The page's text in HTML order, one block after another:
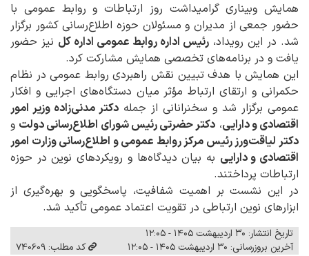
همایش وبیناری گرامیداشت روز ارتباطات و روابط عمومی با
حضور جمعی از مدیران و مسئولان حوزه اطلاع‌رسانی کشور برگزار
شد. در این رویداد، رئیس اداره روابط عمومی اداره کل نیز حضور
یافت و در برنامه‌های تخصصی همایش مشارکت کرد.
این همایش با هدف تبیین نقش راهبردی روابط عمومی در نظام
حکمرانی و ارتقای ارتباط مؤثر میان دستگاه‌های اجرایی و افکار
عمومی برگزار شد و سخنرانانی از جمله دکتر مدنی‌زاده وزیر امور
اقتصادی و دارایی، دکتر حضرتی رئیس شورای اطلاع‌رسانی دولت و
دکتر لیاقت‌ورز رئیس مرکز روابط عمومی و اطلاع‌رسانی وزارت امور
اقتصادی و دارایی به بیان دیدگاه‌ها و رویکردهای نوین در حوزه
ارتباطات پرداختند.
در این نشست بر اهمیت شفافیت، پاسخگویی و بهره‌گیری از
ابزارهای نوین ارتباطی در تقویت اعتماد عمومی تأکید شد.
تاریخ انتشار: ۳۰ اردیبهشت ۱۴۰۵ - ۱۲:۰۵
آخرین بروزرسانی: ۳۰ اردیبهشت ۱۴۰۵ - ۱۲:۰۵
کد مطلب: 740609